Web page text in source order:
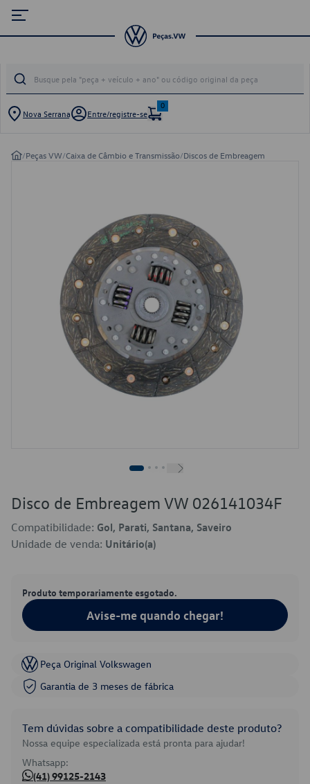
Nova Serrana Entre/registre-se
0
/Peças VW/Caixa de Câmbio e Transmissão/Discos de Embreagem
Disco de Embreagem VW 026141034F
Compatibilidade: Gol, Parati, Santana, Saveiro
Unidade de venda: Unitário(a)
Produto temporariamente esgotado.
Avise-me quando chegar!
Peça Original Volkswagen
Garantia de 3 meses de fábrica
Tem dúvidas sobre a compatibilidade deste produto?
Nossa equipe especializada está pronta para ajudar!
Whatsapp:
(41) 99125-2143